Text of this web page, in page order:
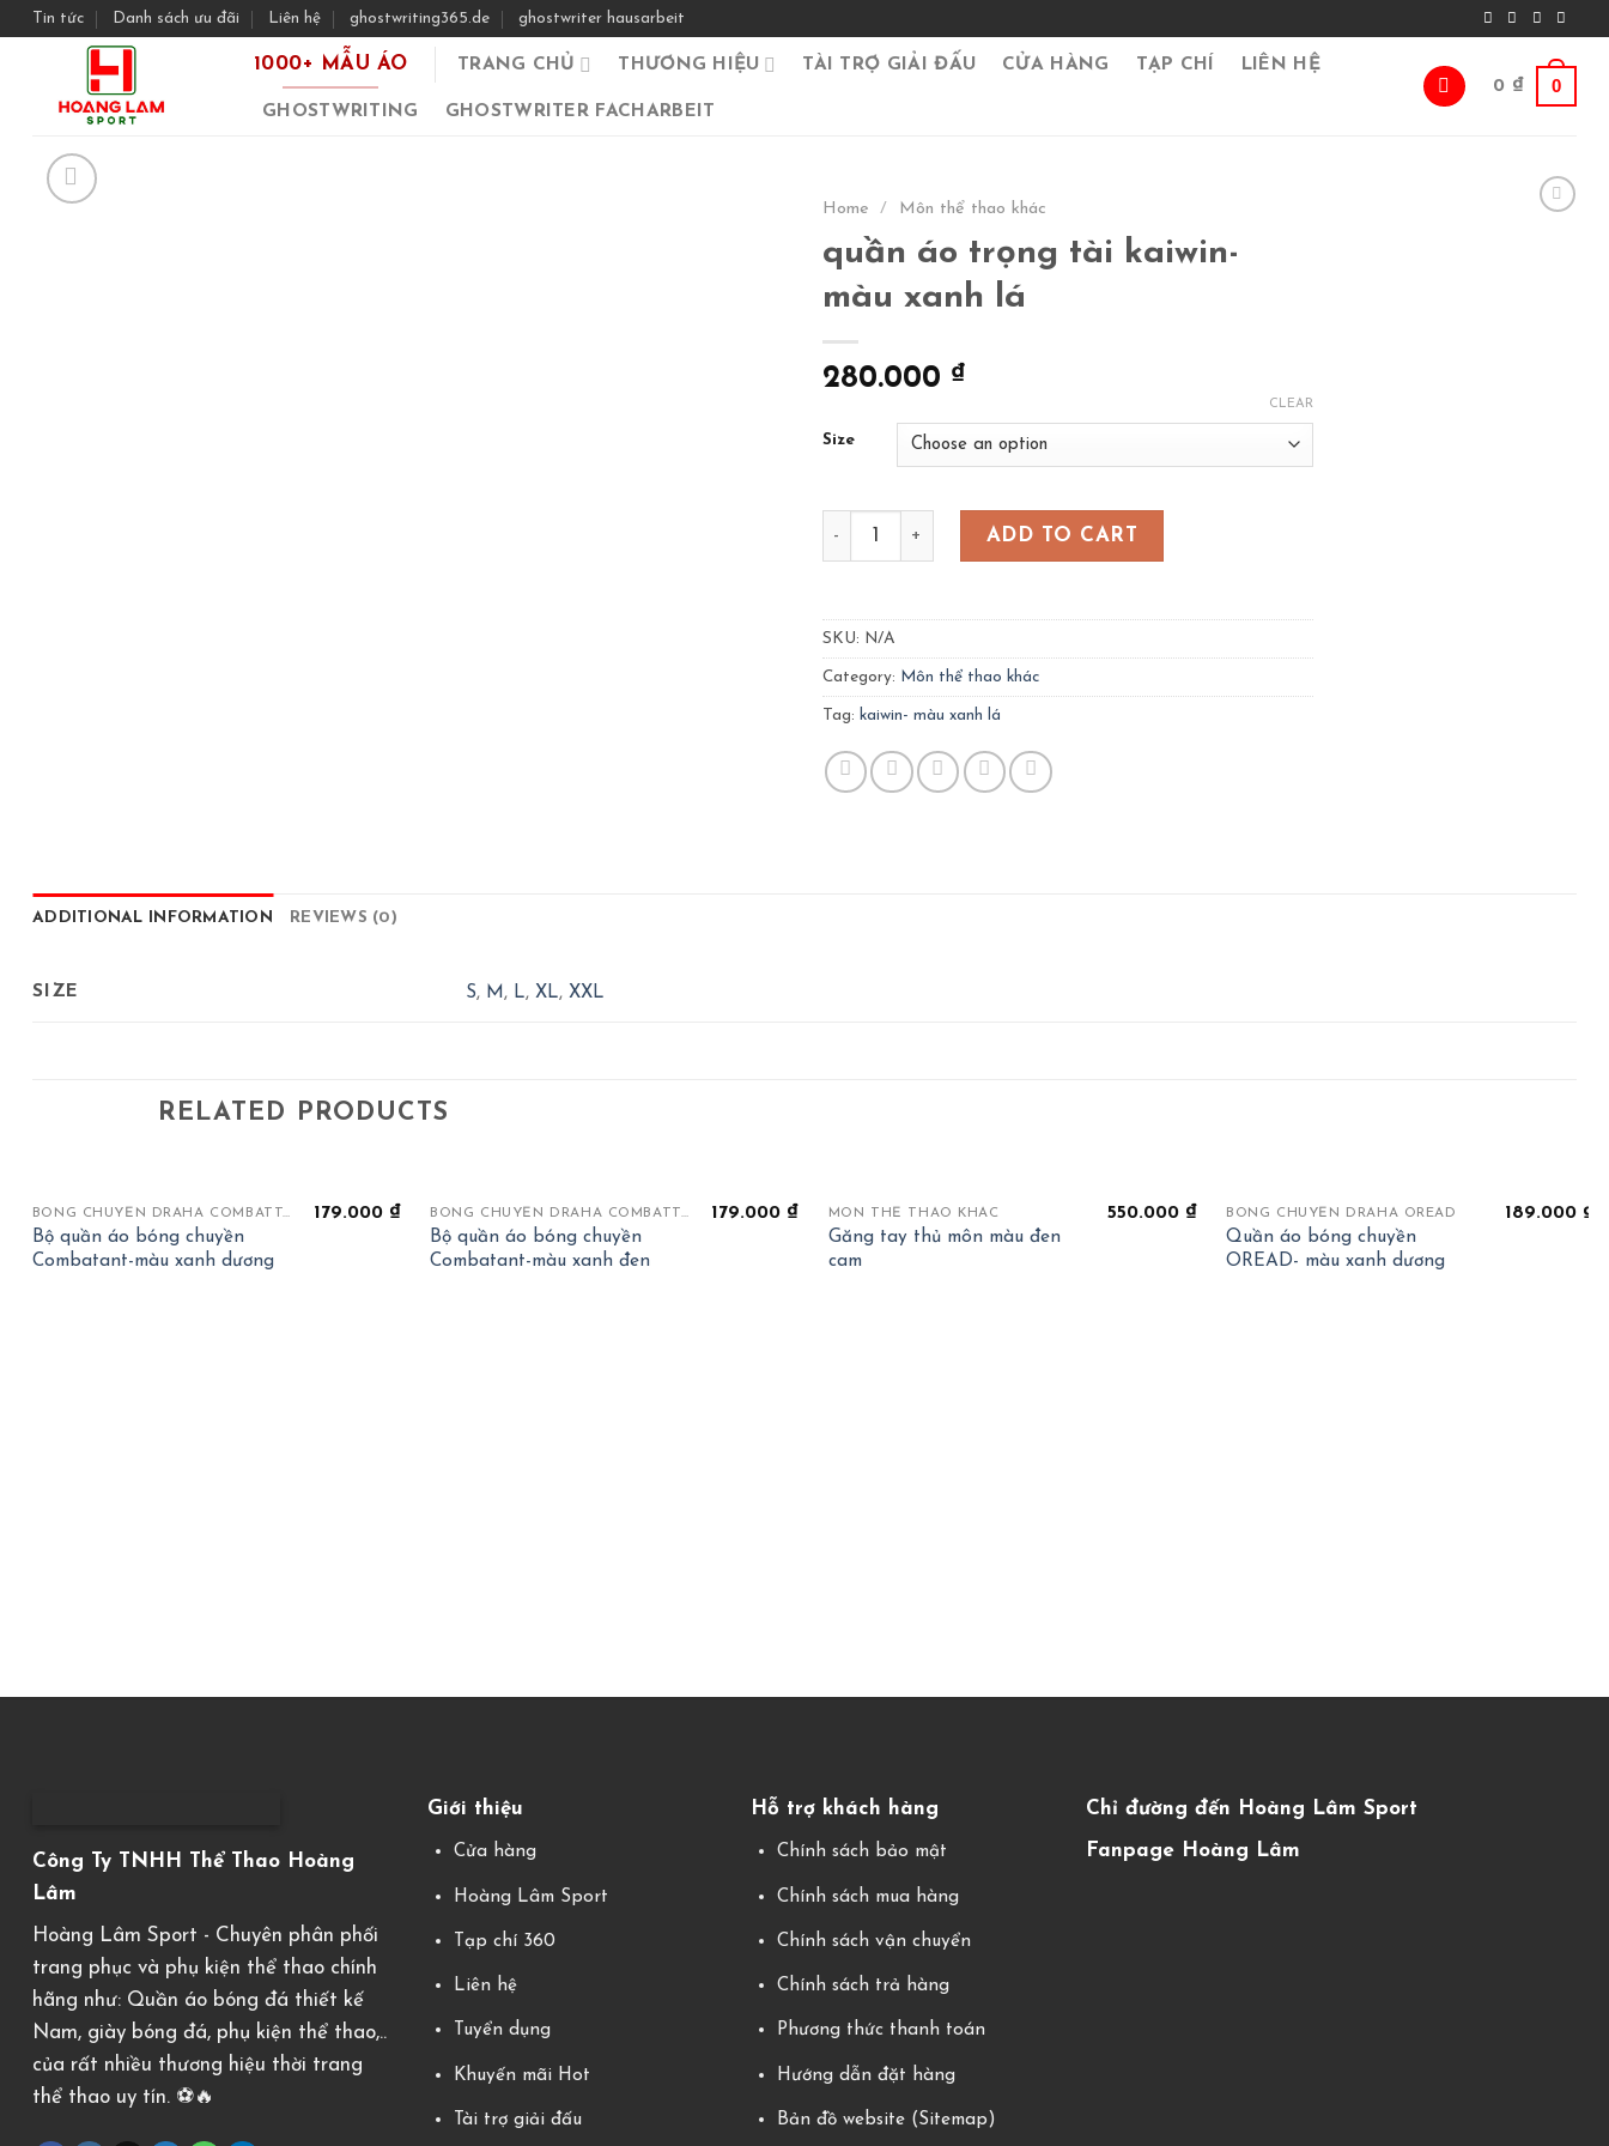
SkipTin tức Danh sách ưu đãi Liên hệ ghostwriting365.de ghostwriter hausarbeit
1000+ MẪU ÁO TRANG CHỦ THƯƠNG HIỆU TÀI TRỢ GIẢI ĐẤU CỬA HÀNG TẠP CHÍ LIÊN HỆ
GHOSTWRITING GHOSTWRITER FACHARBEIT
0 ₫ 0
Home / Môn thể thao khác
quần áo trọng tài kaiwin-
màu xanh lá
280.000 ₫
Size
CLEAR
quần áo trọng tài kaiwin- màu xanh lá quantity
ADD TO CART
SKU: N/A
Category: Môn thể thao khác
Tag: kaiwin- màu xanh lá
ADDITIONAL INFORMATION REVIEWS (0)
SIZE S, M , L, XL, XXL
RELATED PRODUCTS
BÓNG CHUYỀN DRAHA COMBATTANT
Bộ quần áo bóng chuyền
Combatant-màu xanh dương
179.000 ₫ BÓNG CHUYỀN DRAHA COMBATTANT
Bộ quần áo bóng chuyền
Combatant-màu xanh đen
179.000 ₫ MÔN THỂ THAO KHÁC
Găng tay thủ môn màu đen
cam
550.000 ₫ BÓNG CHUYỀN DRAHA OREAD
Quần áo bóng chuyền
OREAD- màu xanh dương
189.000 ₫
Công Ty TNHH Thể Thao Hoàng
Lâm
Hoàng Lâm Sport - Chuyên phân phối
trang phục và phụ kiện thể thao chính
hãng như: Quần áo bóng đá thiết kế
Nam, giày bóng đá, phụ kiện thể thao,..
của rất nhiều thương hiệu thời trang
thể thao uy tín. ⚽️🔥
Giới thiệu
Cửa hàng
Hoàng Lâm Sport
Tạp chí 360
Liên hệ
Tuyển dụng
Khuyến mãi Hot
Tài trợ giải đấu
Hỗ trợ khách hàng
Chính sách bảo mật
Chính sách mua hàng
Chính sách vận chuyển
Chính sách trả hàng
Phương thức thanh toán
Hướng dẫn đặt hàng
Bản đồ website (Sitemap)
Chỉ đường đến Hoàng Lâm Sport
Fanpage Hoàng Lâm